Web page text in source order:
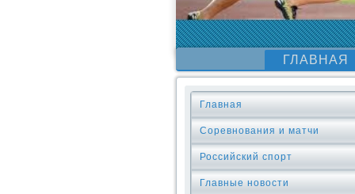
ГЛАВНАЯ
Главная
Соревнования и матчи
Российский спорт
Главные новости